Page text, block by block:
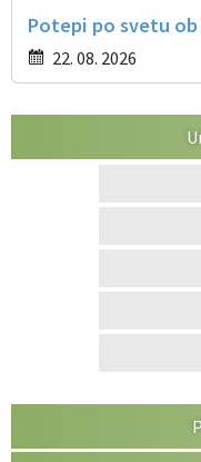
Potepi po svetu
22. 08. 2026